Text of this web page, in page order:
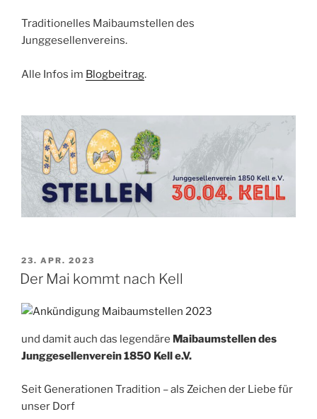
Traditionelles Maibaumstellen des
Junggesellenvereins.
Alle Infos im Blogbeitrag.
VERÖFFENTLICHT
AM
23. APR. 2023
Der Mai kommt nach Kell
und damit auch das legendäre Maibaumstellen des
Junggesellenverein 1850 Kell e.V.
Seit Generationen Tradition – als Zeichen der Liebe für
unser Dorf